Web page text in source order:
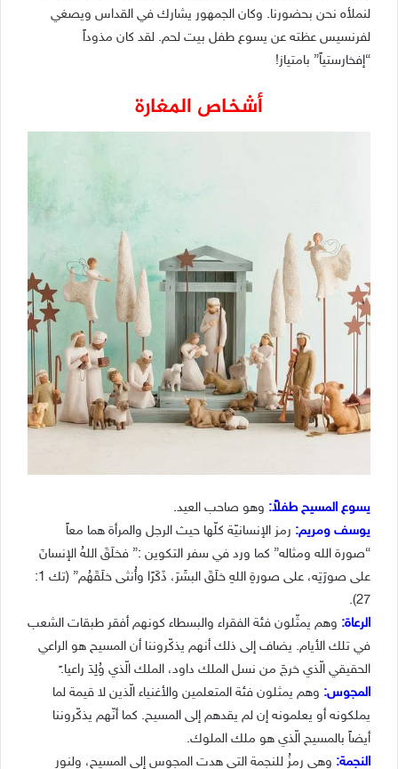
لنملأه نحن بحضورنا. وكان الجمهور يشارك في القداس ويصغي
لفرنسيس عظته عن يسوع طفل بيت لحم. لقد كان مذوداً
“إفخارستياً” بامتياز!
أشخاص المغارة
يسوع المسيح طفلاً: وهو صاحب العيد.
يوسف ومريم: رمز الإنسانيّة كلّها حيث الرجل والمرأة هما معاً
“صورة الله ومثاله” كما ورد في سفر التكوين :” فخلَقَ اللهُ الإنسانَ
على صورَتِه، على صورةِ اللهِ خلَقَ البشَرَ، ذَكَرًا وأُنثى خلَقَهُم” (تك 1:
27).
الرعاة: وهم يمثّلون فئة الفقراء والبسطاء كونهم أفقر طبقات الشعب
في تلك الأيام. يضاف إلى ذلك أنهم يذكّروننا أن المسيح هو الراعي
الحقيقي الّذي خرجَ من نسل الملك داود، الملك الّذي وُلِدَ راعيا.ً
المجوس: وهم يمثلون فئة المتعلمين والأغنياء الّذين لا قيمة لما
يملكونه أو يعلمونه إن لم يقدهم إلى المسيح. كما أنّهم يذكّروننا
أيضاً بالمسيح الّذي هو ملك الملوك.
النجمة: وهي رمزُ للنجمة التي هدت المجوس إلى المسيح، ولنور